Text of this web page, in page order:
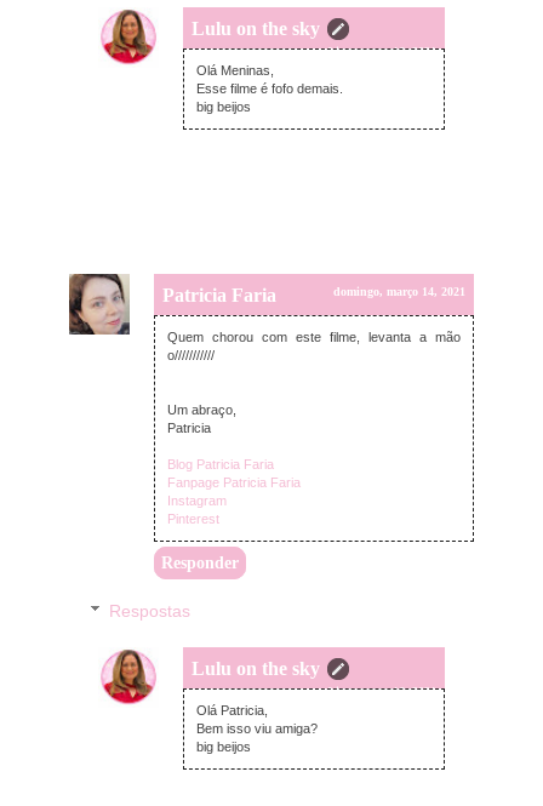
Lulu on the sky
terça-feira, março 16, 2021
Olá Meninas,
Esse filme é fofo demais.
big beijos
Patricia Faria domingo, março 14, 2021
Quem chorou com este filme, levanta a mão
o///////////
Um abraço,
Patricia
Blog Patricia Faria
Fanpage Patricia Faria
Instagram
Pinterest
Responder
Respostas
Lulu on the sky
terça-feira, março 16, 2021
Olá Patricia,
Bem isso viu amiga?
big beijos